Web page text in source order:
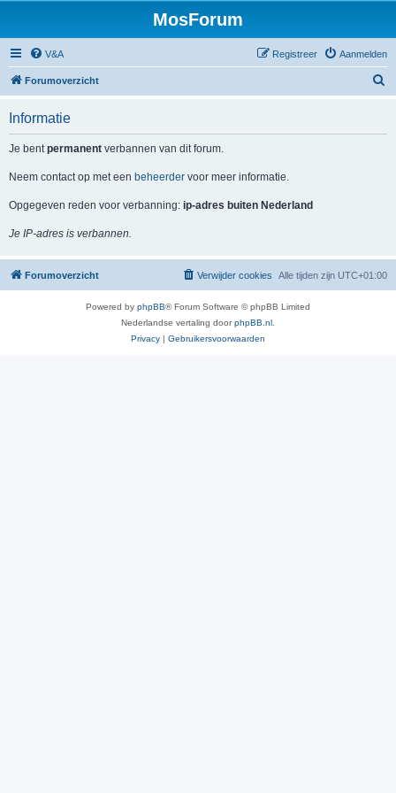
MosForum
V&A Aanmelden
Registreer
Forumoverzicht
Informatie
Je bentpermanent verbannen van dit forum.
Neem contact op met een beheerder voor meer informatie.
Opgegeven reden voor verbanning: ip-adres buiten Nederland
Je IP-adres is verbannen.
Forumoverzicht Alle tijden zijn UTC+01:00
Verwijder cookies
Powered by phpBB® Forum Software © phpBB Limited
Nederlandse vertaling doorphpBB.nl
Privacy | Gebruikersvoorwaarden